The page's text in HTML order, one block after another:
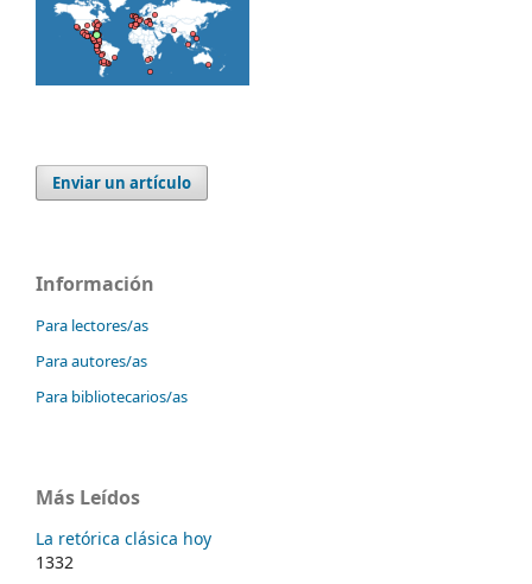
Enviar un artículo
Información
Para lectores/as
Para autores/as
Para bibliotecarios/as
Más Leídos
La retórica clásica hoy
1332